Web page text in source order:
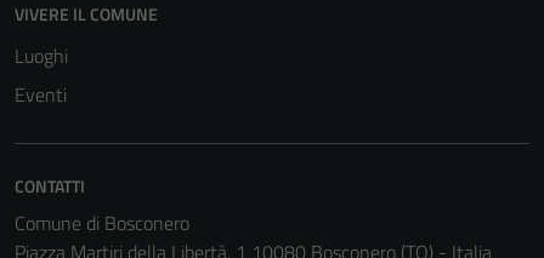
VIVERE IL COMUNE
Luoghi
Eventi
CONTATTI
Comune di Bosconero
Piazza Martiri della Libertà, 1 10080 Bosconero (TO) - Italia
Tecnici
per il